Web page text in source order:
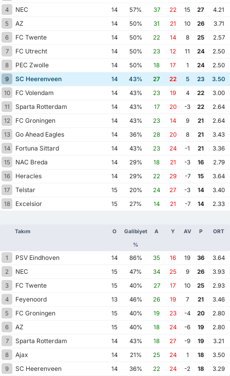
4
NEC 14 57% 37 22 15 27
4.21
5
AZ 14 50% 31 21 10 26
3.71
6
FC Twente 14 50% 22 14 8 25
2.57
7
FC Utrecht 14 50% 23 12 11 24
2.50
8
PEC Zwolle 14 50% 18 17 1 24
2.50
9
SC Heerenveen 14 43% 27 22 5 23
3.50
10
FC Volendam 14 43% 23 19 4 22
3.00
11
Sparta Rotterdam 14 43% 17 20 -3 22
2.64
12
FC Groningen 14 43% 23 14 9 21
2.64
13
Go Ahead Eagles 14 36% 28 20 8 21
3.43
14
Fortuna Sittard 14 43% 23 24 -1 21
3.36
15
NAC Breda 14 29% 18 21 -3 16
2.79
16
Heracles 14 29% 22 29 -7 15
3.64
17
Telstar 15 20% 24 27 -3 14
3.40
18
Excelsior 15 27% 14 21 -7 14 2.33
Takım O Galibiyet
%
A Y AV P ORT
1 PSV Eindhoven 14 86% 35 16 19 36
3.64
2
NEC 15 47% 34 25 9 26
3.93
3
FC Twente 15 40% 27 17 10 25
2.93
4
Feyenoord 13 46% 26 19 7 21
3.46
5
FC Groningen 15 40% 19 23 -4 20
2.80
6
AZ 15 40% 18 24 -6 19
2.80
7
Sparta Rotterdam 14 43% 18 27 -9 19
3.21
8
Ajax 14 21% 25 24 1 18
3.50
9
SC Heerenveen 14 36% 22 24 -2 18
3.29